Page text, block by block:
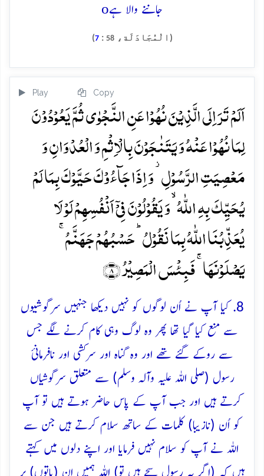
جاننے والا ہےo
(الْمُجَادَلَة،58
:
7
)
Play Copy
اَلَمۡ تَرَ اِلَی الَّذِیۡنَ نُہُوۡا عَنِ النَّجۡوٰی ثُمَّ یَعُوۡدُوۡنَ
لِمَا نُہُوۡا عَنۡہُ وَ یَتَنٰجَوۡنَ بِالۡاِثۡمِ وَ الۡعُدۡوَانِ وَ
مَعۡصِیَتِ الرَّسُوۡلِ ۫ وَ اِذَا جَآءُوۡکَ حَیَّوۡکَ بِمَا لَمۡ
یُحَیِّکَ بِہِ اللّٰہُ ۙ وَ یَقُوۡلُوۡنَ فِیۡۤ اَنۡفُسِہِمۡ لَوۡ لَا
یُعَذِّبُنَا اللّٰہُ بِمَا نَقُوۡلُ ؕ حَسۡبُہُمۡ جَہَنَّمُ ۚ
یَصۡلَوۡنَہَا ۚ فَبِئۡسَ الۡمَصِیۡرُ ﴿۸﴾
8. کیا آپ نے اُن لوگوں کو نہیں دیکھا جنہیں سرگوشیوں
سے منع کیا گیا تھا پھر وہ لوگ وہی کام کرنے لگے جس
سے روکے گئے تھے اور وہ گناہ اور سرکشی اور نافرمانئ
رسول (صلی اللہ علیہ وآلہ وسلم) سے متعلق سرگوشیاں
کرتے ہیں اور جب آپ کے پاس حاضر ہوتے ہیں تو آپ
کو اُن (نازیبا) کلمات کے ساتھ سلام کرتے ہیں جن سے
اللہ نے آپ کو سلام نہیں فرمایا اور اپنے دلوں میں کہتے
ہیں کہ (اگر یہ رسول سچے ہیں تو) اللہ ہمیں اِن (باتوں) پر